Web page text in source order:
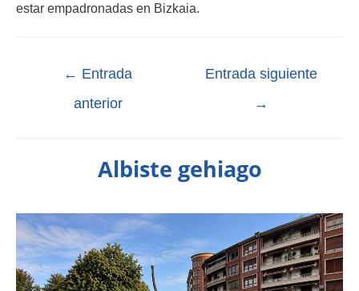
estar empadronadas en Bizkaia.
← Entrada
anterior
Entrada siguiente
→
Albiste gehiago